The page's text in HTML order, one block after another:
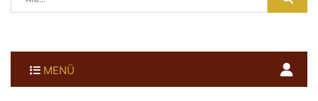
MENÜ